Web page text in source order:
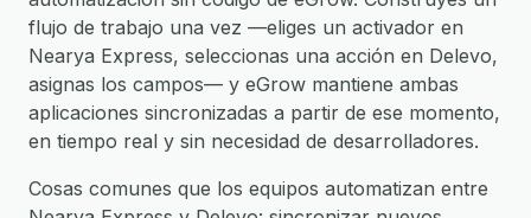
flujo de trabajo una vez —eliges un activador en
Nearya Express, seleccionas una acción en Delevo,
asignas los campos— y eGrow mantiene ambas
aplicaciones sincronizadas a partir de ese momento,
en tiempo real y sin necesidad de desarrolladores.
Cosas comunes que los equipos automatizan entre